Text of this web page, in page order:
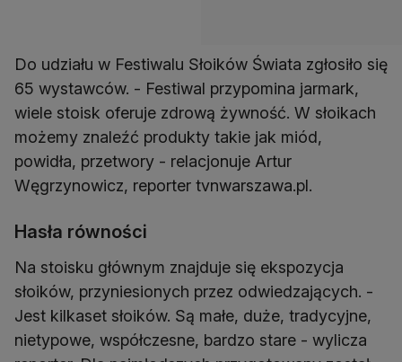
Do udziału w Festiwalu Słoików Świata zgłosiło się
65 wystawców. - Festiwal przypomina jarmark,
wiele stoisk oferuje zdrową żywność. W słoikach
możemy znaleźć produkty takie jak miód,
powidła, przetwory - relacjonuje Artur
Węgrzynowicz, reporter tvnwarszawa.pl.
Hasła równości
Na stoisku głównym znajduje się ekspozycja
słoików, przyniesionych przez odwiedzających. -
Jest kilkaset słoików. Są małe, duże, tradycyjne,
nietypowe, współczesne, bardzo stare - wylicza